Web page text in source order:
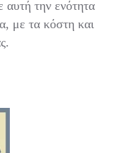
αυτή την ενότητα
με τα κόστη και